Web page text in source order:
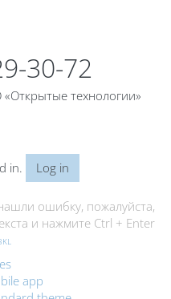
30-72
технологии»
in. Log in
ошибку, пожалуйста,
и нажмите Ctrl + Enter
app